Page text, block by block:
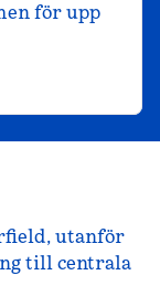
för upp
utanför
till centrala